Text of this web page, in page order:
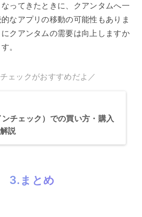
ってきたときに、クアンタムへ一
なアプリの移動の可能性もありま
クアンタムの需要は向上しますか
。
ェックがおすすめだよ／
チェック）での買い方・購入
説
3.まとめ